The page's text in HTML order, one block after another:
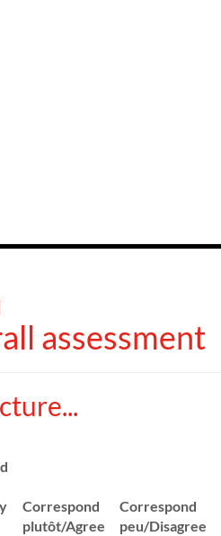
assessment
Correspond
plutôt/Agree
Correspond
peu/Disagree